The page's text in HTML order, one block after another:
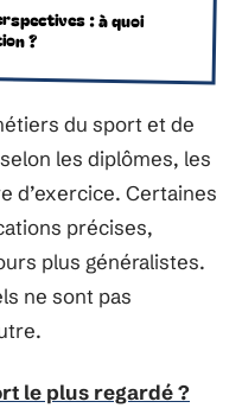
: à quoi
?
du sport et de
les diplômes, les
d’exercice. Certaines
précises,
plus généralistes.
ne sont pas
le plus regardé ?